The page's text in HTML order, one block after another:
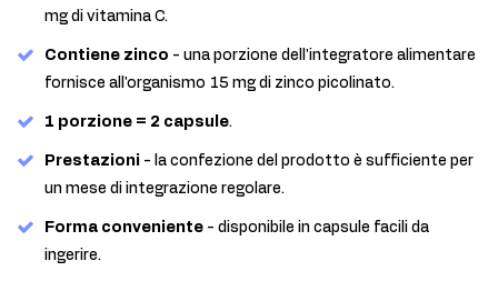
mg di vitamina C.
Contiene zinco - una porzione dell'integratore alimentare
fornisce all'organismo 15 mg di zinco picolinato.
1 porzione = 2 capsule.
Prestazioni - la confezione del prodotto è sufficiente per
un mese di integrazione regolare.
Forma conveniente - disponibile in capsule facili da
ingerire.